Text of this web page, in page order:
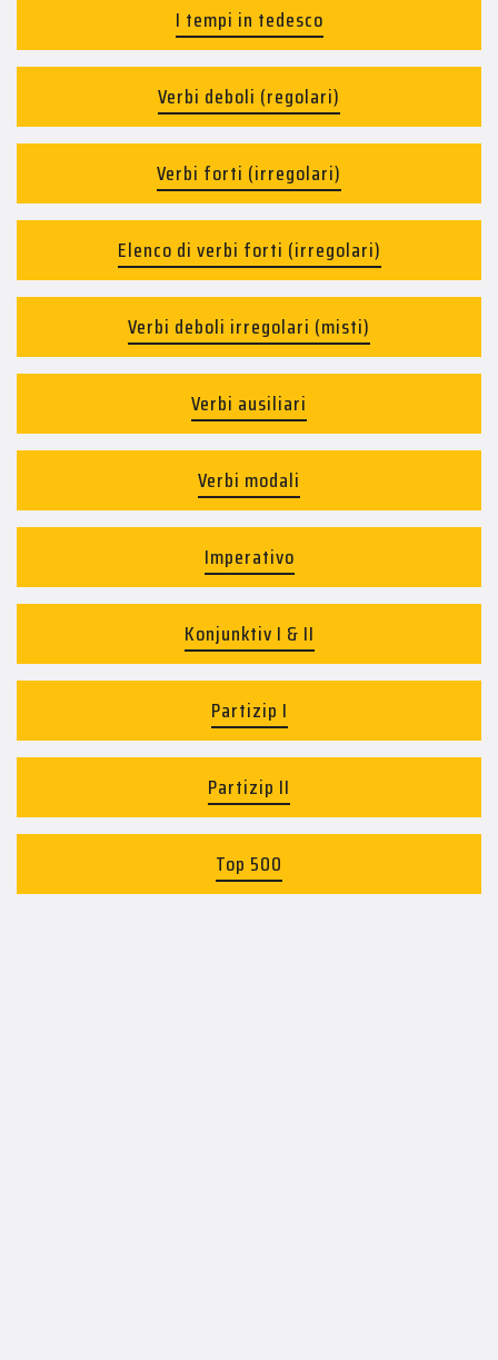
I tempi in tedesco
Verbi deboli (regolari)
Verbi forti (irregolari)
Elenco di verbi forti (irregolari)
Verbi deboli irregolari (misti)
Verbi ausiliari
Verbi modali
Imperativo
Konjunktiv I & II
Partizip I
Partizip II
Top 500